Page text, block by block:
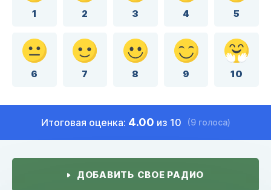
1 2 3 4 5
6 7 8 9 10
Итоговая оценка: 4.00 из 10 (9 голоса)
ДОБАВИТЬ СВОЕ РАДИО